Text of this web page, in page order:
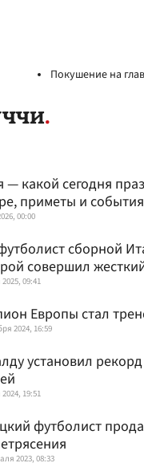
Покушение на
— какой сегодня
приметы и
00:00
сборной
совершил
09:41
Европы стал
2024, 16:59
установил
19:51
футболист
2023, 08:33